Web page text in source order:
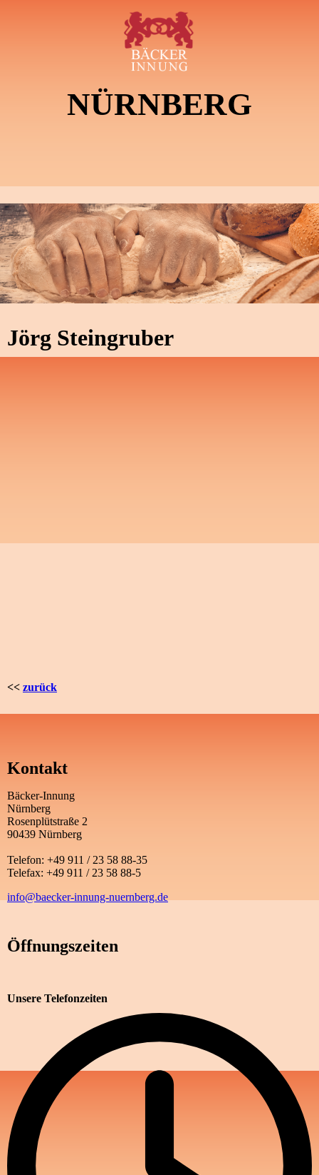
NÜRNBERG
Jörg Steingruber
<< zurück
Kontakt
Bäcker-Innung
Nürnberg
Rosenplütstraße 2
90439 Nürnberg
Telefon: +49 911 / 23 58 88-35
Telefax: +49 911 / 23 58 88-5
info@baecker-innung-nuernberg.de
Öffnungszeiten
Unsere Telefonzeiten